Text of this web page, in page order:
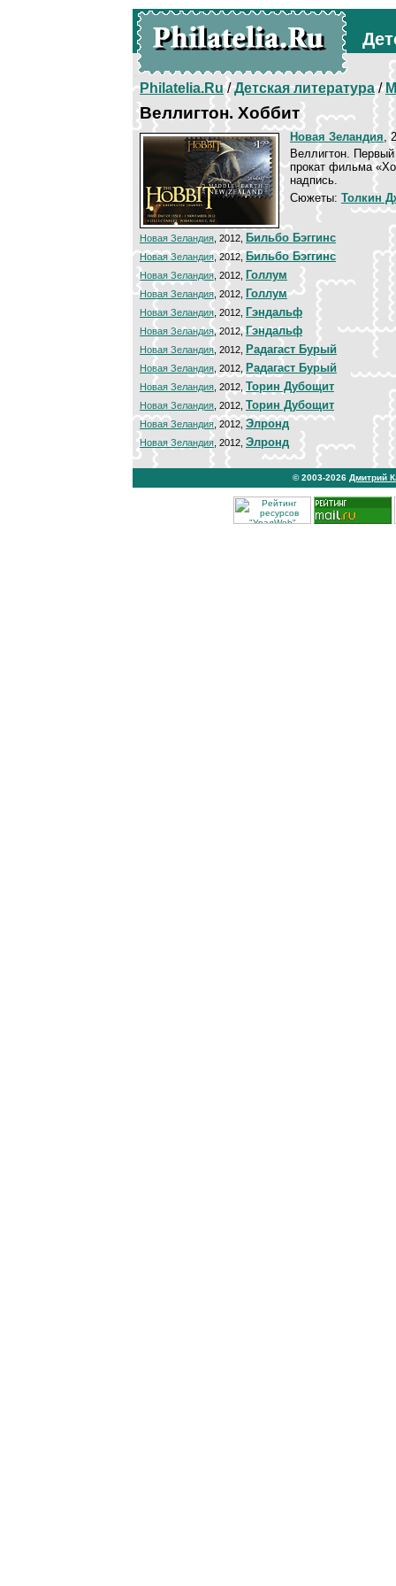
Philatelia.Ru/Детская литература/
Веллигтон. Хоббит
Новая Зеландия,
Веллигтон.
прокат фильма
надпись.
Сюжеты: Толкин
Новая Зеландия , 2012, Бильбо Бэггинс
Новая Зеландия , 2012, Бильбо Бэггинс
Новая Зеландия , 2012, Голлум
Новая Зеландия, 2012, Голлум
Новая Зеландия, 2012, Гэндальф
Новая Зеландия, 2012, Гэндальф
Новая Зеландия, 2012, Радагаст Бурый
Новая Зеландия , 2012, Радагаст Бурый
Новая Зеландия , 2012, Торин Дубощит
Новая Зеландия , 2012, Торин Дубощит
Новая Зеландия, 2012, Элронд
Новая Зеландия, 2012, Элронд
© 2003-2026 Дмитрий